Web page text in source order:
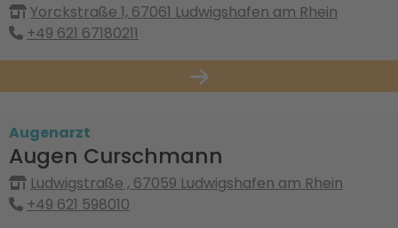
Yorckstraße 1, 67061 Ludwigshafen am Rhein
+49 621 67180211
Augenarzt
Augen Curschmann
Ludwigstraße , 67059 Ludwigshafen am Rhein
+49 621 598010